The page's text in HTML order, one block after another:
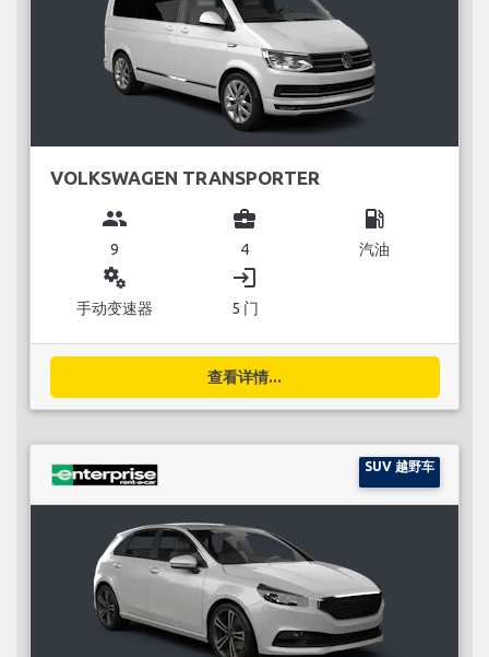
VOLKSWAGEN TRANSPORTER
group
9
business_center
4
local_gas_station
汽油
miscellaneous_services
手动变速器
login
5 门
查看详情...
SUV 越野车